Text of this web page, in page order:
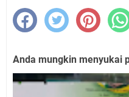
Anda mungkin menyukai